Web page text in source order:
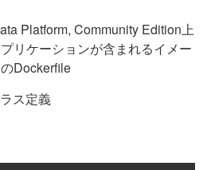
Platform, Community Edition上
リケーションが含まれるイメー
Dockerfile
ス定義